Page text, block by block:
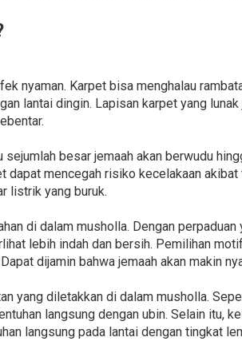
nyaman. Karpet bisa menghalau
lantai dingin. Lapisan karpet yang
sejumlah besar jemaah akan berwudu
dapat mencegah risiko kecelakaan
listrik yang buruk.
di dalam musholla. Dengan
lebih indah dan bersih. Pemilihan
dijamin bahwa jemaah akan makin
yang diletakkan di dalam musholla.
langsung dengan ubin. Selain itu,
langsung pada lantai dengan tingkat